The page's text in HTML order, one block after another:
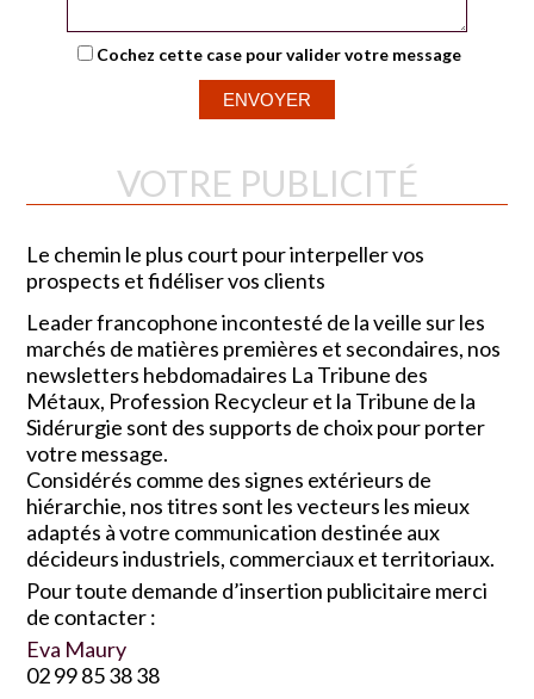
Cochez cette case pour valider votre message
VOTRE PUBLICITÉ
Le chemin le plus court pour interpeller vos
prospects et fidéliser vos clients
Leader francophone incontesté de la veille sur les
marchés de matières premières et secondaires, nos
newsletters hebdomadaires La Tribune des
Métaux, Profession Recycleur et la Tribune de la
Sidérurgie sont des supports de choix pour porter
votre message.
Considérés comme des signes extérieurs de
hiérarchie, nos titres sont les vecteurs les mieux
adaptés à votre communication destinée aux
décideurs industriels, commerciaux et territoriaux.
Pour toute demande d’insertion publicitaire merci
de contacter :
Eva Maury
02 99 85 38 38